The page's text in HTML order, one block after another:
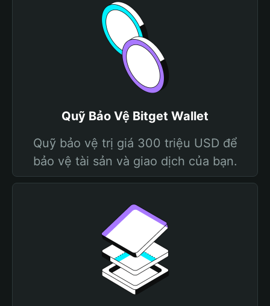
Quỹ Bảo Vệ Bitget Wallet
Quỹ bảo vệ trị giá 300 triệu USD để
bảo vệ tài sản và giao dịch của bạn.